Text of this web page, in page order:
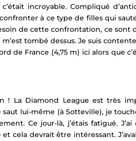
c’était incroyable. Compliqué
à ce type de filles qui
de cette confrontation, ce
tombé dessus. Je suis
de France (4,75 m) ici alors que
! La Diamond League est très
lui-même (à Sotteville), je
Ce jour-là, j’étais fatigué.
cela devrait être intéressant.